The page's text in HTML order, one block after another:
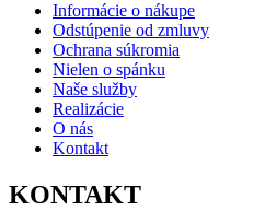
Informácie o nákupe
Odstúpenie od zmluvy
Ochrana súkromia
Nielen o spánku
Naše služby
Realizácie
O nás
Kontakt
KONTAKT